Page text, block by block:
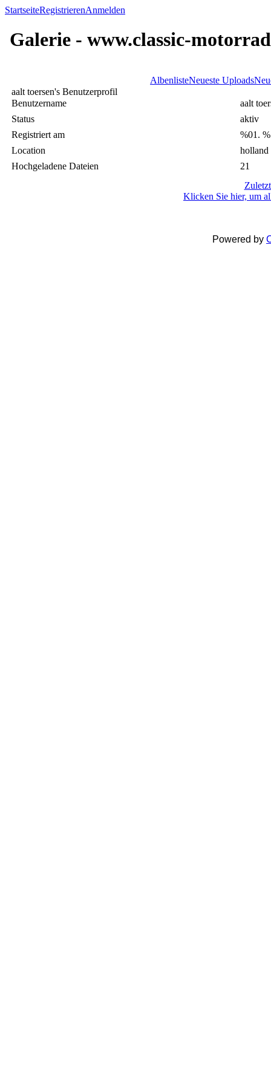
StartseiteRegistrierenAnmelden
Galerie - www.classic-
AlbenlisteNeueste Uploads
aalt toersen's Benutzerprofil
Benutzername
aalt
Status
aktiv
Registriert am
%01.
Location
holland
Hochgeladene Dateien
21
Klicken Sie hier, um
Powered by